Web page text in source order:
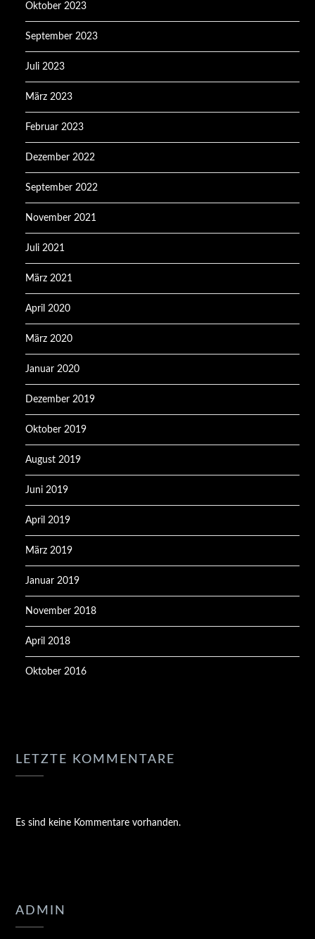
Oktober 2023
September 2023
Juli 2023
März 2023
Februar 2023
Dezember 2022
September 2022
November 2021
Juli 2021
März 2021
April 2020
März 2020
Januar 2020
Dezember 2019
Oktober 2019
August 2019
Juni 2019
April 2019
März 2019
Januar 2019
November 2018
April 2018
Oktober 2016
LETZTE KOMMENTARE
Es sind keine Kommentare vorhanden.
ADMIN